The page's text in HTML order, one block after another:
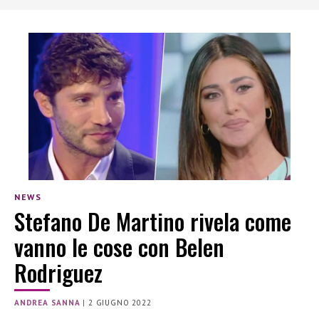
NEWS
Stefano De Martino rivela come
vanno le cose con Belen
Rodriguez
ANDREA SANNA |2 GIUGNO 2022